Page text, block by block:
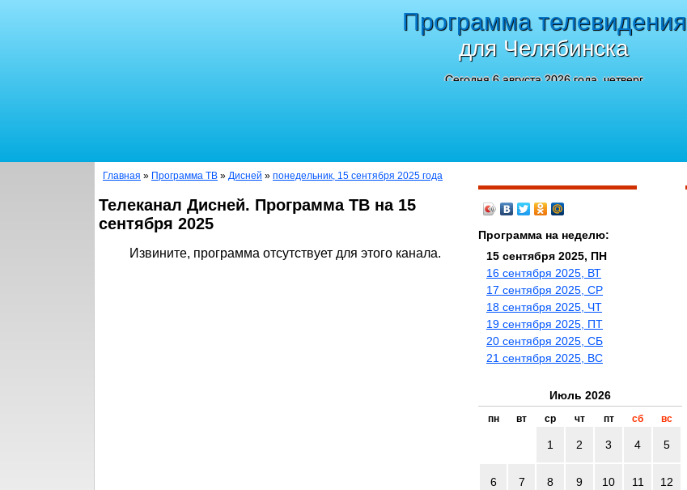
Программа телевидения
для Челябинска
Сегодня 6 августа 2026 года, четверг
Главная » Программа ТВ » Дисней » понедельник, 15 сентября 2025 года
Телеканал Дисней. Программа ТВ на 15
сентября 2025
Извините, программа отсутствует для этого канала.
Программа на неделю:
15 сентября 2025, ПН
16 сентября 2025, ВТ
17 сентября 2025, СР
18 сентября 2025, ЧТ
19 сентября 2025, ПТ
20 сентября 2025, СБ
21 сентября 2025, ВС
Июль 2026
пн вт ср чт пт сб вс
1 2 3 4 5
6 7 8 9 10 11 12